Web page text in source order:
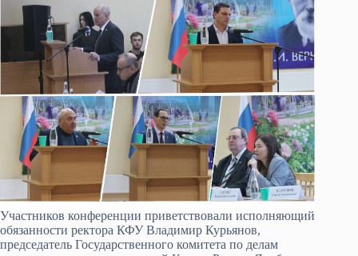
Участников конференции приветствовали исполняющий
обязанности ректора КФУ Владимир Курьянов,
председатель Государственного комитета по делам